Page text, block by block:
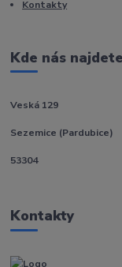
Kontakty
Kde nás najdete
Veská 129
Sezemice (Pardubice)
53304
Kontakty